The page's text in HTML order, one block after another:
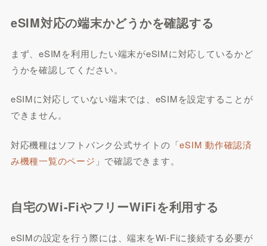
eSIM対応の端末かどうかを確認する
まず、eSIMを利用したい端末がeSIMに対応しているかど
うかを確認してください。
eSIMに対応していない端末では、eSIMを設定することが
できません。
対応機種はソフトバンク公式サイトの「eSIM 動作確認済
み機種一覧のページ 」で確認できます。
自宅のWi-FiやフリーWiFiを利用する
eSIMの設定を行う際には、端末をWi-Fiに接続する必要が